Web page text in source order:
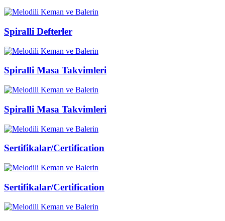
Spiralli Defterler
Spiralli Masa Takvimleri
Spiralli Masa Takvimleri
Sertifikalar/Certification
Sertifikalar/Certification